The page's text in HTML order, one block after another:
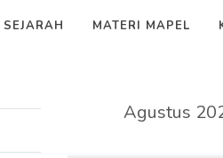
SEJARAH MATERI MAPEL
Agustus